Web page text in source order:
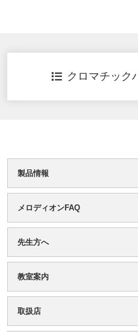
クロマチック
製品情報
メロディオンFAQ
先生方へ
教室案内
取扱店